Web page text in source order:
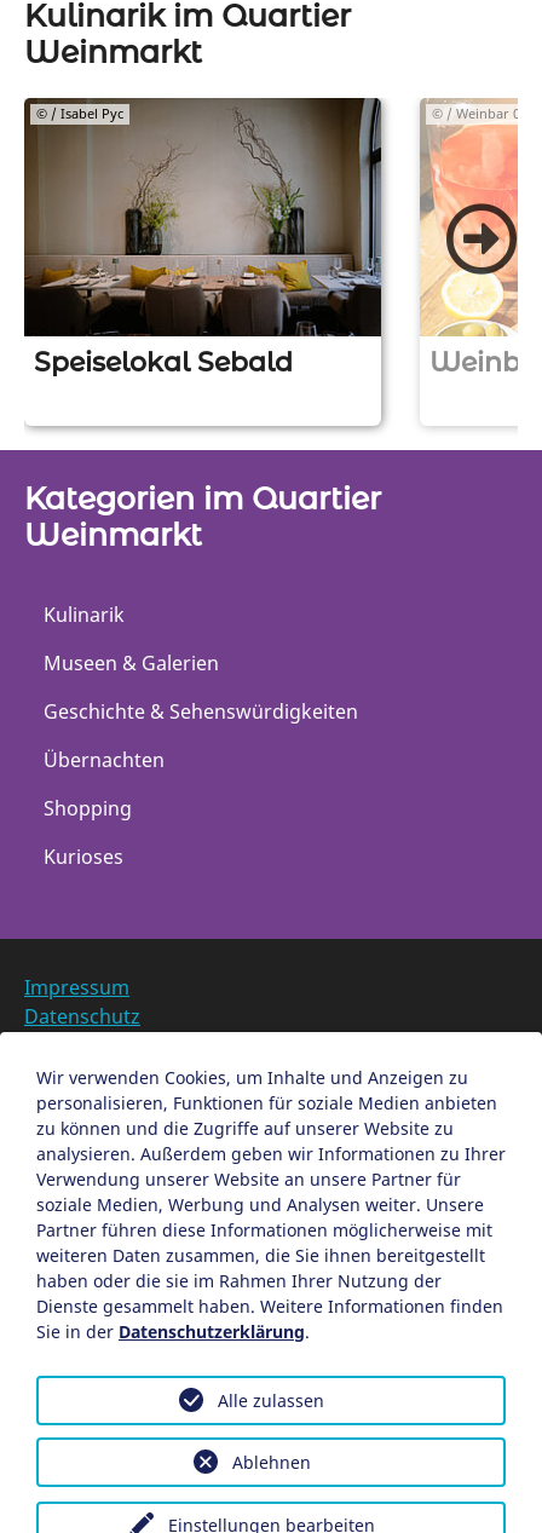
Kulinarik im Quartier
Weinmarkt
© / Isabel Pyc
Speiselokal Sebald
u
r
L
o
c
© / Weinbar 075
u
r
Kategorien im Quartier
Weinmarkt
Kulinarik
Museen & Galerien
Geschichte & Sehenswürdigkeiten
Übernachten
Shopping
Kurioses
Impressum
Datenschutz
Datenschutzeinstellungen anpassen
EN
Ein Projekt der Congress- und Tourismus-Zentrale
Nürnberg
Facebook
X Instagram
Wir verwenden Cookies, um Inhalte und Anzeigen zu
personalisieren, Funktionen für soziale Medien anbieten
zu können und die Zugriffe auf unserer Website zu
analysieren. Außerdem geben wir Informationen zu Ihrer
Verwendung unserer Website an unsere Partner für
soziale Medien, Werbung und Analysen weiter. Unsere
Partner führen diese Informationen möglicherweise mit
weiteren Daten zusammen, die Sie ihnen bereitgestellt
haben oder die sie im Rahmen Ihrer Nutzung der
Dienste gesammelt haben. Weitere Informationen finden
Sie in der Datenschutzerklärung.
Einstellungen bearbeiten
Ablehnen
Alle zulassen